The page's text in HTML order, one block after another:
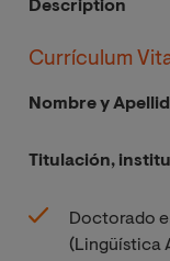
Description
Currículum
Nombre y
Titulación,
Doctorado
(Lingüística